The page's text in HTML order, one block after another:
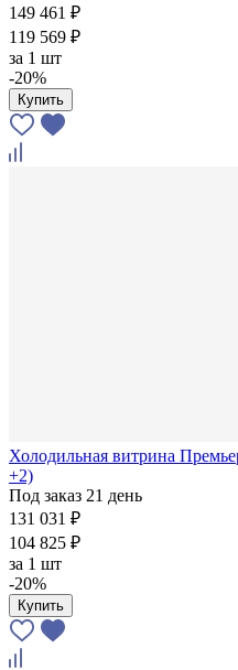
149 461 ₽
119 569 ₽
за 1 шт
-20%
Купить
Холодильная витрина
+2)
Под заказ 21 день
131 031 ₽
104 825 ₽
за 1 шт
-20%
Купить